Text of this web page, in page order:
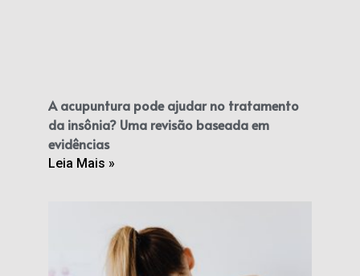
A acupuntura pode ajudar no tratamento
da insônia? Uma revisão baseada em
evidências
Leia Mais »